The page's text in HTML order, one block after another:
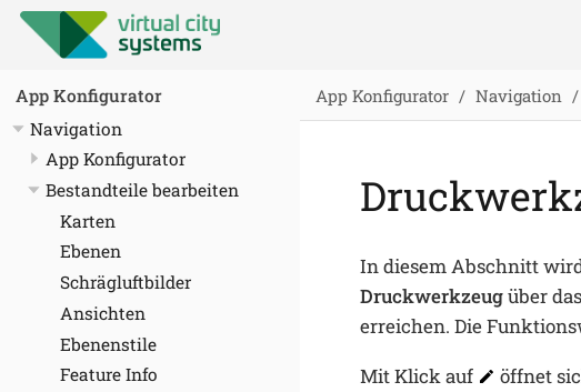
App Konfigurator
Navigation
App Konfigurator
Bestandteile bearbeiten
Karten
Ebenen
Schrägluftbilder
Ansichten
Ebenenstile
Feature Info
App Konfigurator Navigation
In diesem Abschnitt
Druckwerkzeugüber das
erreichen. Die
Mit Klick auf
öffnet